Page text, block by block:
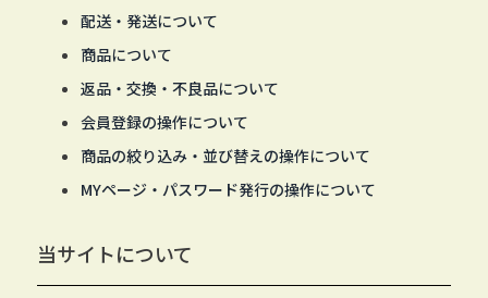
配送・発送について
商品について
返品・交換・不良品について
会員登録の操作について
商品の絞り込み・並び替えの操作について
MYページ・パスワード発行の操作について
当サイトについて